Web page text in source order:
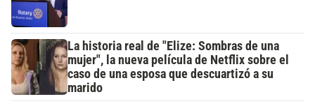
La historia real de "Elize: Sombras de una
mujer", la nueva película de Netflix sobre el
caso de una esposa que descuartizó a su
marido